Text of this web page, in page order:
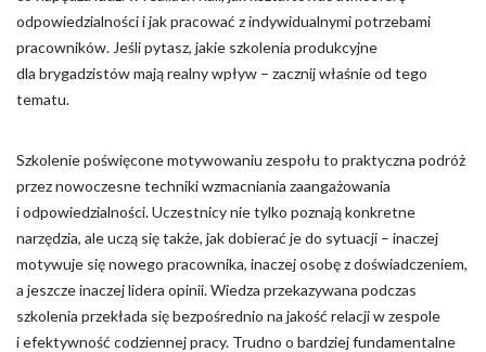
odpowiedzialności i jak pracować z indywidualnymi potrzebami
pracowników. Jeśli pytasz, jakie szkolenia produkcyjne
dla brygadzistów mają realny wpływ – zacznij właśnie od tego
tematu.
Szkolenie poświęcone motywowaniu zespołu to praktyczna podróż
przez nowoczesne techniki wzmacniania zaangażowania
i odpowiedzialności. Uczestnicy nie tylko poznają konkretne
narzędzia, ale uczą się także, jak dobierać je do sytuacji – inaczej
motywuje się nowego pracownika, inaczej osobę z doświadczeniem,
a jeszcze inaczej lidera opinii. Wiedza przekazywana podczas
szkolenia przekłada się bezpośrednio na jakość relacji w zespole
i efektywność codziennej pracy. Trudno o bardziej fundamentalne